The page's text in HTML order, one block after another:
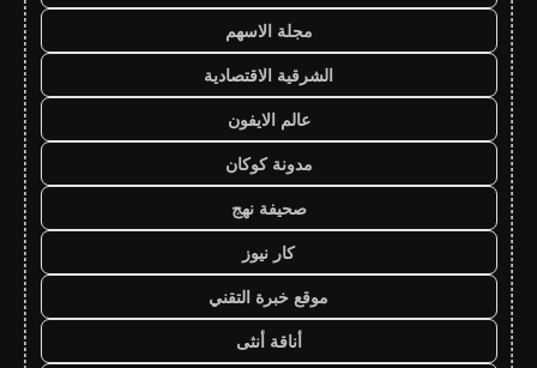
مجلة الاسهم
الشرقية الاقتصادية
عالم الايفون
مدونة كوكان
صحيفة نهج
كار نيوز
موقع خبرة التقني
أناقة أنثى